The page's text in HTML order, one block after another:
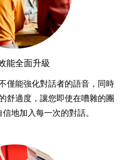
能全面升級
僅能強化對話者的語音，同時
舒適度，讓您即使在嘈雜的團
地加入每一次的對話。